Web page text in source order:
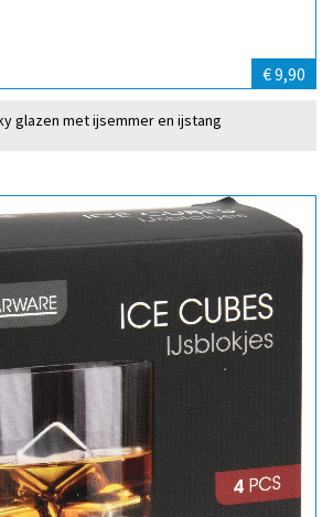
€ 9,90
glazen met ijsemmer en ijstang